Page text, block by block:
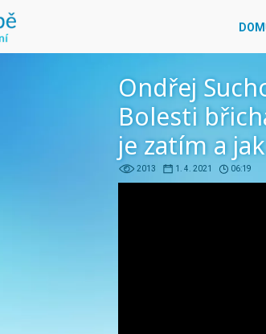
Ondřej
Bolesti
je zatím a
2013 1. 4. 2021 06:19